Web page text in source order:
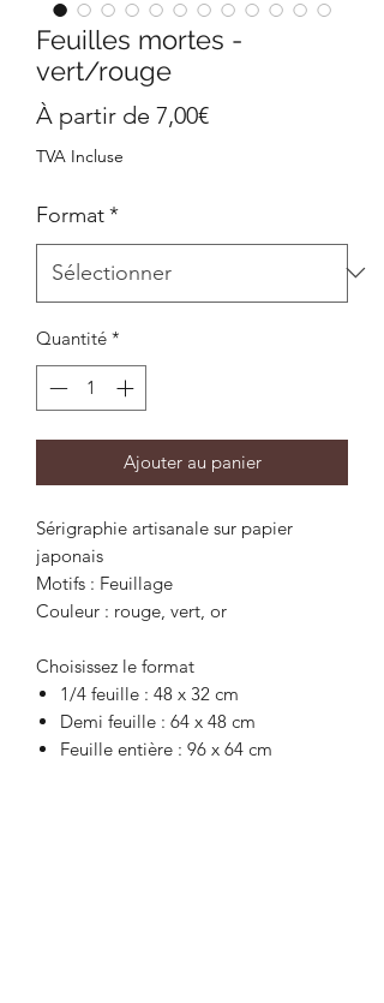
Feuilles mortes -
vert/rouge
À partir de 7,00€Prix
TVA Incluse
Format*
Quantité *
Ajouter au panier
Sérigraphie artisanale sur papier
japonais
Motifs : Feuillage
Couleur : rouge, vert, or
Choisissez le format
1/4 feuille : 48 x 32 cm
Demi feuille : 64 x 48 cm
Feuille entière : 96 x 64 cm